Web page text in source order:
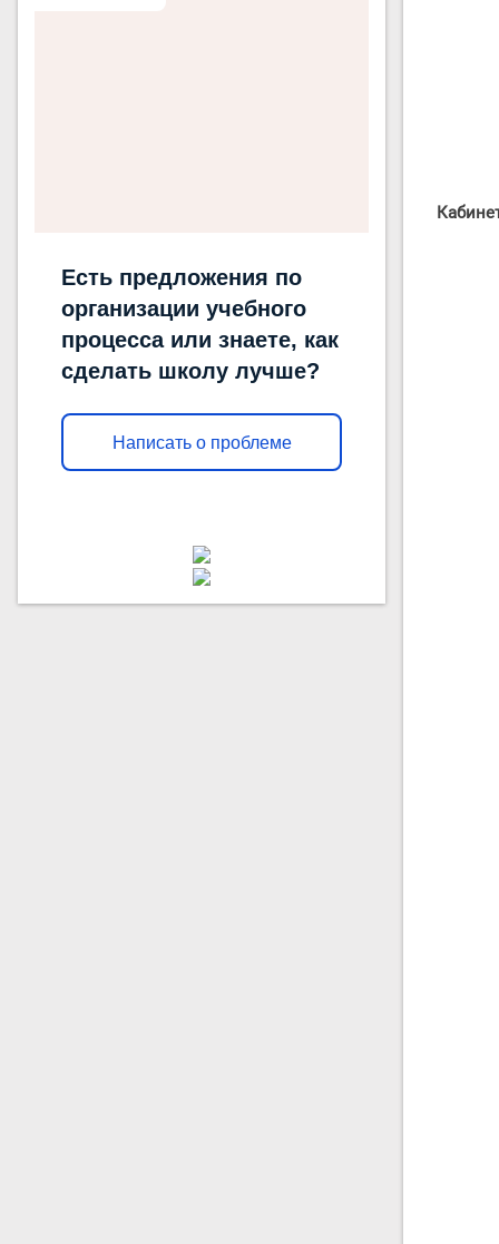
Есть предложения по
организации учебного
процесса или знаете, как
сделать школу лучше?
Написать о проблеме